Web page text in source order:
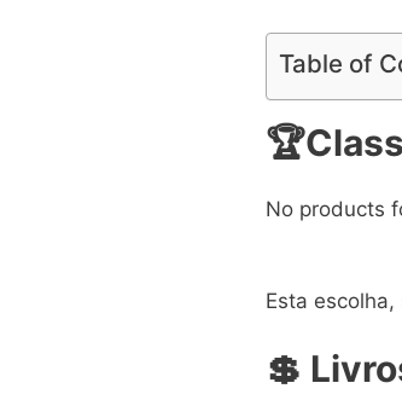
Table of
No products
Esta
💲